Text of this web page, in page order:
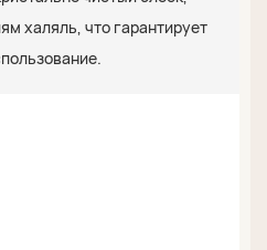
халяль, что гарантирует